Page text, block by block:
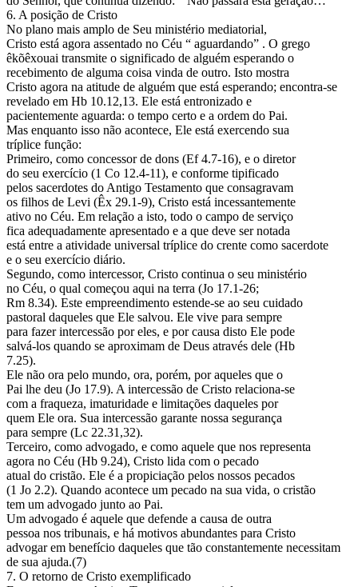
6. A posição de Cristo
No plano mais amplo de Seu ministério mediatorial,
Cristo está agora assentado no Céu “ aguardando” . O grego
êkõêxouai transmite o significado de alguém esperando o
recebimento de alguma coisa vinda de outro. Isto mostra
Cristo agora na atitude de alguém que está esperando; encontra-se
revelado em Hb 10.12,13. Ele está entronizado e
pacientemente aguarda: o tempo certo e a ordem do Pai.
Mas enquanto isso não acontece, Ele está exercendo sua
tríplice função:
Primeiro, como concessor de dons (Ef 4.7-16), e o diretor
do seu exercício (1 Co 12.4-11), e conforme tipificado
pelos sacerdotes do Antigo Testamento que consagravam
os filhos de Levi (Êx 29.1-9), Cristo está incessantemente
ativo no Céu. Em relação a isto, todo o campo de serviço
fica adequadamente apresentado e a que deve ser notada
está entre a atividade universal tríplice do crente como sacerdote
e o seu exercício diário.
Segundo, como intercessor, Cristo continua o seu ministério
no Céu, o qual começou aqui na terra (Jo 17.1-26;
Rm 8.34). Este empreendimento estende-se ao seu cuidado
pastoral daqueles que Ele salvou. Ele vive para sempre
para fazer intercessão por eles, e por causa disto Ele pode
salvá-los quando se aproximam de Deus através dele (Hb
7.25).
Ele não ora pelo mundo, ora, porém, por aqueles que o
Pai lhe deu (Jo 17.9). A intercessão de Cristo relaciona-se
com a fraqueza, imaturidade e limitações daqueles por
quem Ele ora. Sua intercessão garante nossa segurança
para sempre (Lc 22.31,32).
Terceiro, como advogado, e como aquele que nos representa
agora no Céu (Hb 9.24), Cristo lida com o pecado
atual do cristão. Ele é a propiciação pelos nossos pecados
(1 Jo 2.2). Quando acontece um pecado na sua vida, o cristão
tem um advogado junto ao Pai.
Um advogado é aquele que defende a causa de outra
pessoa nos tribunais, e há motivos abundantes para Cristo
advogar em benefício daqueles que tão constantemente necessitam
de sua ajuda.(7)
7. O retorno de Cristo exemplificado